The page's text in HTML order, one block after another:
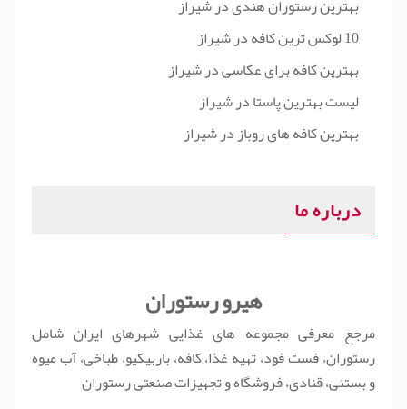
بهترین رستوران هندی در شیراز
10 لوکس ترین کافه در شیراز
بهترین کافه برای عکاسی در شیراز
لیست بهترین پاستا در شیراز
بهترین کافه های روباز در شیراز
درباره ما
هیرو رستوران
مرجع معرفی مجموعه های غذایی شهرهای ایران شامل
رستوران، فست فود، تهیه غذا، کافه، باربیکیو، طباخی، آب میوه
و بستنی، قنادی، فروشگاه و تجهیزات صنعتی رستوران